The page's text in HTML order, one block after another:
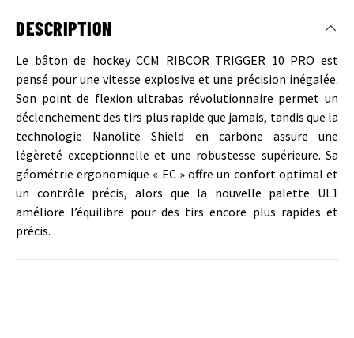
DESCRIPTION
Le bâton de hockey CCM RIBCOR TRIGGER 10 PRO est
pensé pour une vitesse explosive et une précision inégalée.
Son point de flexion ultrabas révolutionnaire permet un
déclenchement des tirs plus rapide que jamais, tandis que la
technologie Nanolite Shield en carbone assure une
légèreté exceptionnelle et une robustesse supérieure. Sa
géométrie ergonomique « EC » offre un confort optimal et
un contrôle précis, alors que la nouvelle palette UL1
améliore l’équilibre pour des tirs encore plus rapides et
précis.